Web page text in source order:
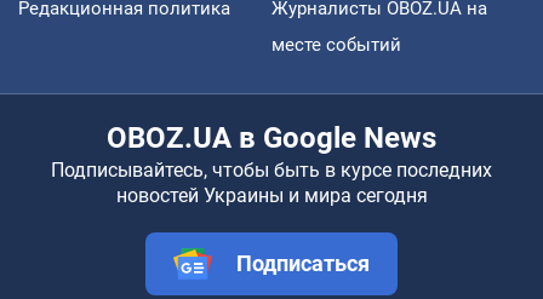
Редакционная политика
Журналисты OBOZ.UA на
месте событий
OBOZ.UA в Google News
Подписывайтесь, чтобы быть в курсе последних
новостей Украины и мира сегодня
Подписаться